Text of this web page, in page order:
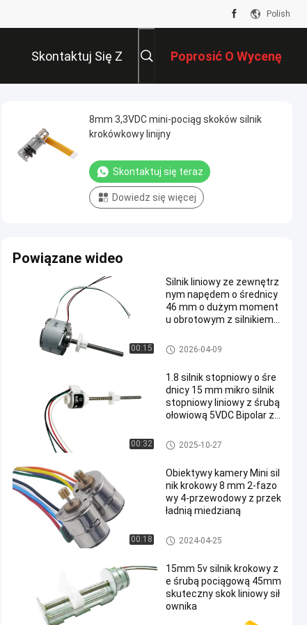
Polish
Skontaktuj Się Z
Nami
Poprosić O Wycenę
8mm 3,3VDC mini-pociąg skoków silnik
krokówkowy linijny
Skontaktuj się teraz
Dowiedz się więcej
Powiązane wideo
00:15
Silnik liniowy ze zewnętrz
nym napędem o średnicy
46 mm o dużym moment
u obrotowym z silnikiem li
Liniowy silnik krokowy
2026-04-09
00:32
1.8 silnik stopniowy o śre
dnicy 15 mm mikro silnik
stopniowy liniowy z śrubą
ołowiową 5VDC Bipolar z
ucznego
Liniowy silnik krokowy
2025-10-27
00:18
Obiektywy kamery Mini sil
nik krokowy 8 mm 2-fazo
wy 4-przewodowy z przek
ładnią miedzianą
Micro Stepper Motor
2024-04-25
15mm 5v silnik krokowy z
e śrubą pociągową 45mm
skuteczny skok liniowy sił
ownika